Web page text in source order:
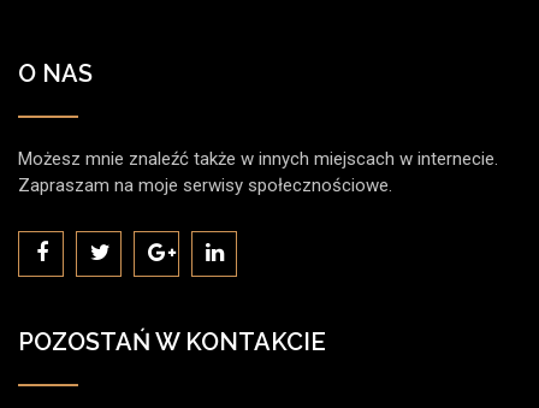
O NAS
Możesz mnie znaleźć także w innych miejscach w internecie.
Zapraszam na moje serwisy społecznościowe.
POZOSTAŃ W KONTAKCIE